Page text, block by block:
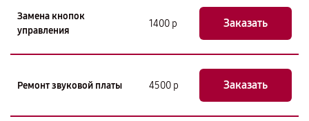
Замена кнопок
управления
1400 р Заказать
Ремонт звуковой платы 4500 р Заказать